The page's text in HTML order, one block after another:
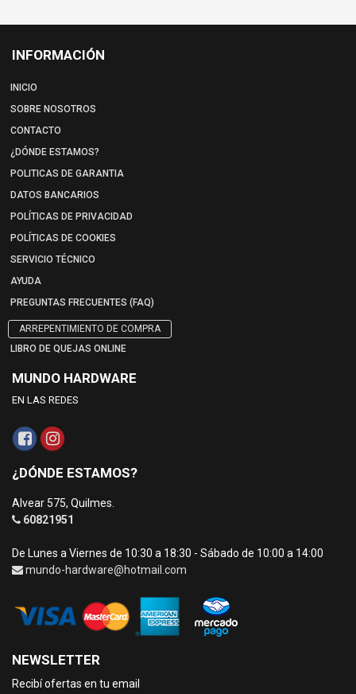
INFORMACIÓN
INICIO
SOBRE NOSOTROS
CONTACTO
¿DÓNDE ESTAMOS?
POLITICAS DE GARANTIA
DATOS BANCARIOS
POLÍTICAS DE PRIVACIDAD
POLÍTICAS DE COOKIES
SERVICIO TÉCNICO
AYUDA
PREGUNTAS FRECUENTES (FAQ)
ARREPENTIMIENTO DE COMPRA
LIBRO DE QUEJAS ONLINE
MUNDO HARDWARE
EN LAS REDES
¿DÓNDE ESTAMOS?
Alvear 575, Quilmes.
60821951
De Lunes a Viernes de 10:30 a 18:30 - Sábado de 10:00 a 14:00
mundo-hardware@hotmail.com
NEWSLETTER
Recibí ofertas en tu email